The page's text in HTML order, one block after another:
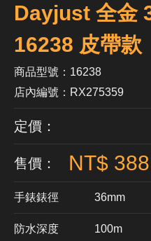
Dayjust 全金
16238 皮帶款
商品型號：16238
店內編號：RX275359
定價：
售價： NT$
手錶錶徑 36mm
防水深度 100m